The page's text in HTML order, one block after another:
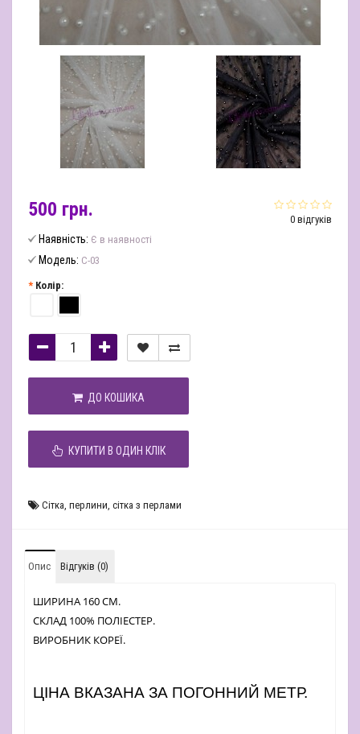
0 відгуків
500 грн.
Наявність: Є в наявності
Модель: С-03
Колір:
ДО КОШИКА
КУПИТИ В ОДИН КЛІК
Сітка, перлини, сітка з перлами
Опис Відгуків (0)
ШИРИНА 160 СМ.
СКЛАД 100% ПОЛІЕСТЕР.
ВИРОБНИК КОРЕЇ.
ЦІНА ВКАЗАНА ЗА ПОГОННИЙ МЕТР.